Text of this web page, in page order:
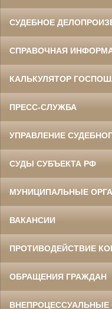
СУДЕБНОЕ
СПРАВОЧНАЯ
КАЛЬКУЛЯТОР
ПРЕСС-СЛУЖБА
УПРАВЛЕНИЕ
СУДЫ СУБЪЕКТА РФ
МУНИЦИПАЛЬНЫЕ
ВАКАНСИИ
ПРОТИВОДЕЙСТВИЕ
ОБРАЩЕНИЯ ГРАЖДАН